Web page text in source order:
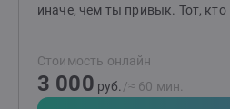
иначе, чем ты привык. Тот, кто
Человек с большой буквы "Ч".
И ты имеешь право идти. Быть
ко мне, ты сможешь идти не
Стоимость онлайн
3 000 руб. /≈ 60 мин.